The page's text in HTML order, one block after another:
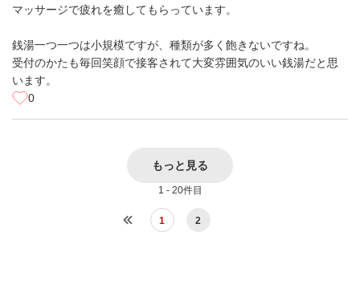
マッサージで疲れを癒してもらっています。
銭湯一つ一つは小規模ですが、種類が多く飽きないですね。
受付のかたも毎回笑顔で接客されて大変雰囲気のいい銭湯だと思
います。
0
もっと見る
1 - 20件目
1 2